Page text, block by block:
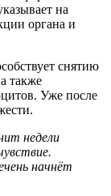
на
органа и
снятию
также
Уже после
недели
начнёт